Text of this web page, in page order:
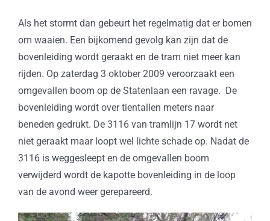
Als het stormt dan gebeurt het regelmatig dat er bomen
om waaien. Een bijkomend gevolg kan zijn dat de
bovenleiding wordt geraakt en de tram niet meer kan
rijden. Op zaterdag 3 oktober 2009 veroorzaakt een
omgevallen boom op de Statenlaan een ravage. De
bovenleiding wordt over tientallen meters naar
beneden gedrukt. De 3116 van tramlijn 17 wordt net
niet geraakt maar loopt wel lichte schade op. Nadat de
3116 is weggesleept en de omgevallen boom
verwijderd wordt de kapotte bovenleiding in de loop
van de avond weer gerepareerd.